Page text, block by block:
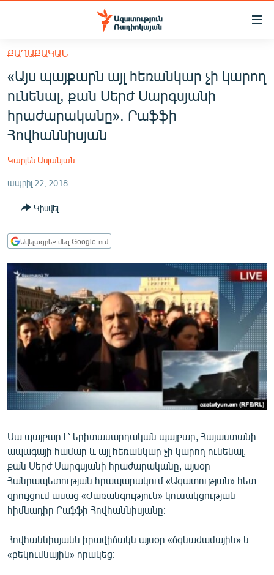
Մատչելիության
հիմնական
բովանդակությանը
Անցնել
հիմնական
մենյուին
Որոնում
ՀԱՅԱՍՏԱՆ
ՔԱՂԱՔԱԿԱՆ
ԸՆՏՐՈՒԹՅՈՒՆՆԵՐ 2026
ՊԱՏԵՐԱԶՄԻ 6 ՇԱԲԱԹՆԵՐԸ
ՏԱՐԱԾԱՇՐՋԱՆ
ՄԻՋԱԶԳԱՅԻՆ
ՄՇԱԿՈՒՅԹ
ՍՊՈՐՏ
ՄԵԿՆԱԲԱՆՈՒԹՅՈՒՆ
ՏՏ ԵՒ ԻՆՏԵՐՆԵՏ
ԿՈՐՈՆԱՎԻՐՈՒՍ
ՏԵՍԱՆՅՈՒԹԵՐ
ԲԱՆԱՎԵՃ
ՁԳՏԵԼՈՎ ԼԱՎԱԳՈՒՅՆԻՆ
ՓՈԴՔԱՍԹ
Հայերեն
English
ՔԱՂԱՔԱԿԱՆ
«Այս պայքարն այլ հեռանկար չի կարող
ունենալ, քան Սերժ Սարգսյանի
հրաժարականը». Րաֆֆի
Հովհաննիսյան
Կարլեն Ասլանյան
ապրիլ 22, 2018
Կիսվել
Ավելացրեք մեզ Google-ում
Սա պայքար է՝ երիտասարդական պայքար, Հայաստանի
ապագայի համար և այլ հեռանկար չի կարող ունենալ,
քան Սերժ Սարգսյանի հրաժարականը, այսօր
Հանրապետության հրապարակում «Ազատության» հետ
զրույցում ասաց «Ժառանգություն» կուսակցության
հիմնադիր Րաֆֆի Հովհաննիսյանը։
Հովհաննիսյանն իրավիճակն այսօր «ճգնաժամային» և
«բեկումնային» որակեց։